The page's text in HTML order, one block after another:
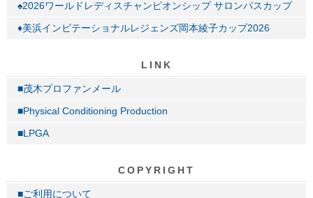
♠2026ワールドレディスチャンピオンシップ サロンパスカップ
♦美浜インビテーショナルレジェンズ岡本綾子カップ2026
LINK
■茂木プロファンメール
■Physical Conditioning Production
■LPGA
COPYRIGHT
■ご利用について